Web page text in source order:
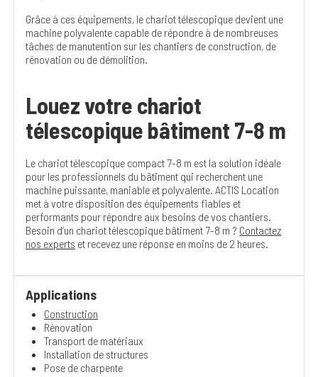
Grâce à ces équipements, le chariot télescopique devient une
machine polyvalente capable de répondre à de nombreuses
tâches de manutention sur les chantiers de construction, de
rénovation ou de démolition.
Louez votre chariot
télescopique bâtiment 7-8 m
Le chariot télescopique compact 7-8 m est la solution idéale
pour les professionnels du bâtiment qui recherchent une
machine puissante, maniable et polyvalente. ACTIS Location
met à votre disposition des équipements fiables et
performants pour répondre aux besoins de vos chantiers.
Besoin d’un chariot télescopique bâtiment 7-8 m ? Contactez
nos experts et recevez une réponse en moins de 2 heures.
Applications
Construction
Rénovation
Transport de matériaux
Installation de structures
Pose de charpente